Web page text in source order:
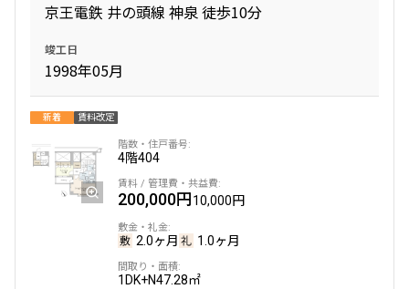
158,000円 12,000円
三井の賃貸 当社限定物件
1LDK+N
お問合せ
15階 １５０１
261,000円
京王電鉄 井の頭線 神泉 徒歩10分
竣工日
1998年05月
新着 賃料改定
4階404
200,000円10,000円
2.0ヶ月 1.0ヶ月
1DK+N47.28㎡